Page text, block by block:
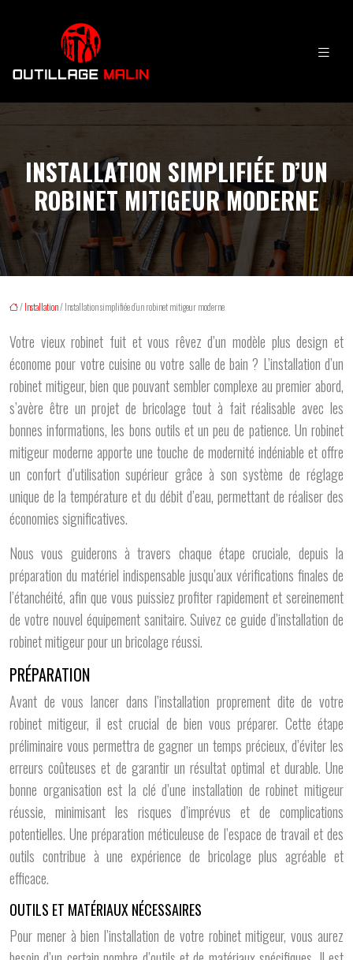
INSTALLATION SIMPLIFIÉE D’UN
ROBINET MITIGEUR MODERNE
/Installation/ Installation simplifiée d’un robinet mitigeur moderne
Votre vieux robinet fuit et vous rêvez d’un modèle plus design et
économe pour votre cuisine ou votre salle de bain ? L’installation d’un
robinet mitigeur, bien que pouvant sembler complexe au premier abord,
s’avère être un projet de bricolage tout à fait réalisable avec les
bonnes informations, les bons outils et un peu de patience. Un robinet
mitigeur moderne apporte une touche de modernité indéniable et offre
un confort d’utilisation supérieur grâce à son système de réglage
unique de la température et du débit d’eau, permettant de réaliser des
économies significatives.
Nous vous guiderons à travers chaque étape cruciale, depuis la
préparation du matériel indispensable jusqu’aux vérifications finales de
l’étanchéité, afin que vous puissiez profiter rapidement et sereinement
de votre nouvel équipement sanitaire. Suivez ce guide d’installation de
robinet mitigeur pour un bricolage réussi.
PRÉPARATION
Avant de vous lancer dans l’installation proprement dite de votre
robinet mitigeur, il est crucial de bien vous préparer. Cette étape
préliminaire vous permettra de gagner un temps précieux, d’éviter les
erreurs coûteuses et de garantir un résultat optimal et durable. Une
bonne organisation est la clé d’une installation de robinet mitigeur
réussie, minimisant les risques d’imprévus et de complications
potentielles. Une préparation méticuleuse de l’espace de travail et des
outils contribue à une expérience de bricolage plus agréable et
efficace.
OUTILS ET MATÉRIAUX NÉCESSAIRES
Pour mener à bien l’installation de votre robinet mitigeur, vous aurez